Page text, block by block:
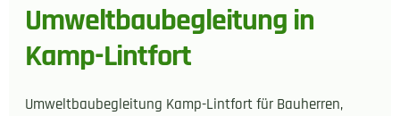
Umweltbaubegleitung in
Kamp-Lintfort
Umweltbaubegleitung Kamp-Lintfort für Bauherren,